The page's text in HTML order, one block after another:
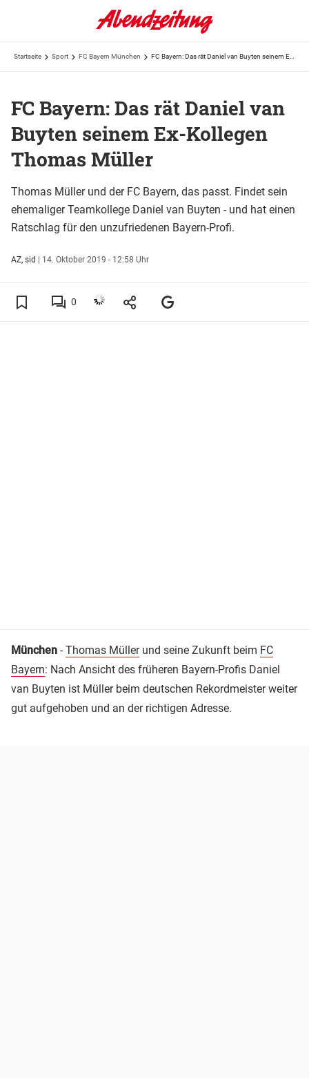
Startseite Sport FC Bayern München
FC Bayern: Das rät Daniel van
Buyten seinem Ex-Kollegen
Thomas Müller
Thomas Müller und der FC Bayern, das passt. Findet sein
ehemaliger Teamkollege Daniel van Buyten - und hat einen
Ratschlag für den unzufriedenen Bayern-Profi.
AZ, sid | 14. Oktober 2019 - 12:58 Uhr
0
München - Thomas Müllerund seine Zukunft beim FC
Bayern: Nach Ansicht des früheren Bayern-Profis Daniel
van Buyten ist Müller beim deutschen Rekordmeister weiter
gut aufgehoben und an der richtigen Adresse.